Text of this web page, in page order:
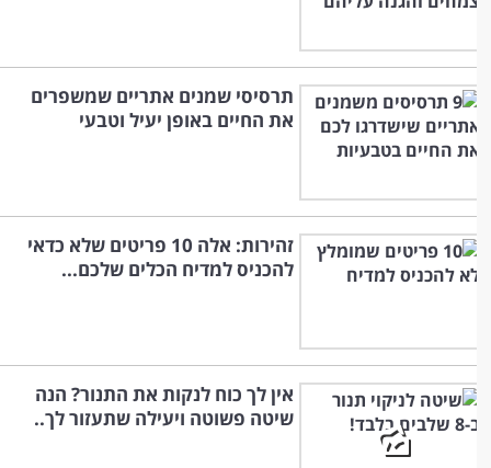
תרסיסי שמנים אתריים שמשפרים
את החיים באופן יעיל וטבעי
זהירות: אלה 10 פריטים שלא כדאי
להכניס למדיח הכלים שלכם...
אין לך כוח לנקות את התנור? הנה
שיטה פשוטה ויעילה שתעזור לך..